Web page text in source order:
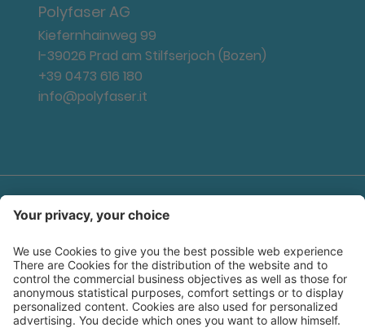
Polyfaser AG
Kiefernhainweg 99
I-39026 Prad am Stilfserjoch (Bozen)
+39 0473 616 180
info@polyfaser.it
Downloads
Log-in Bereich